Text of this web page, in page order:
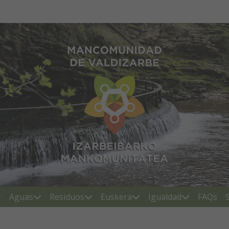
Mancomunidad de
Aguas Residuos Euskera Igualdad FAQs